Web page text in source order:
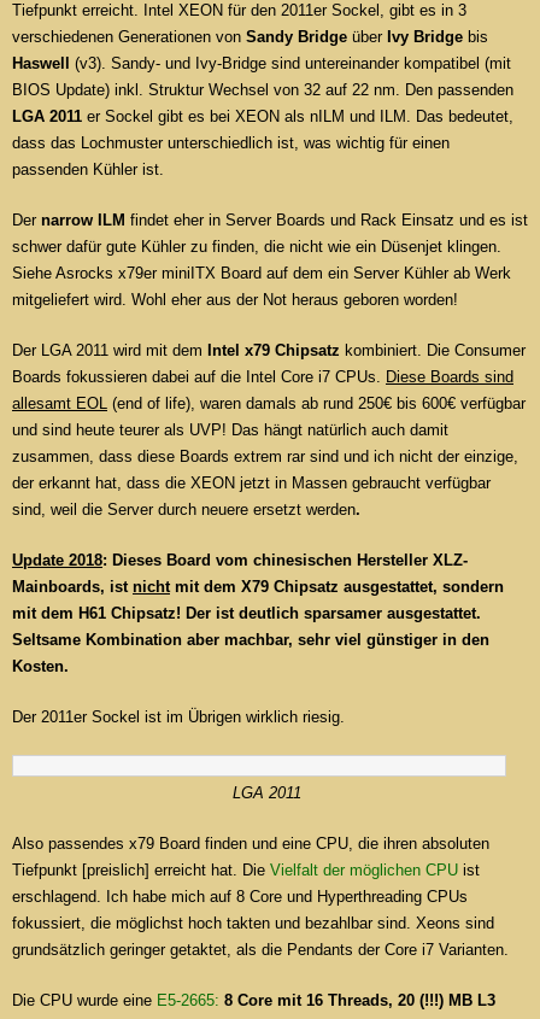
Tiefpunkt erreicht. Intel XEON für den 2011er Sockel, gibt es in 3
verschiedenen Generationen von Sandy Bridge über Ivy Bridge bis
Haswell
(v3). Sandy- und Ivy-Bridge sind untereinander kompatibel (mit
BIOS Update) inkl. Struktur Wechsel von 32 auf 22 nm. Den passenden
LGA 2011 er Sockel gibt es bei XEON als nILM und ILM. Das bedeutet,
dass das Lochmuster unterschiedlich ist, was wichtig für einen
passenden Kühler ist.
Der narrow ILM findet eher in Server Boards und Rack Einsatz und es ist
schwer dafür gute Kühler zu finden, die nicht wie ein Düsenjet klingen.
Siehe Asrocks x79er miniITX Board auf dem ein Server Kühler ab Werk
mitgeliefert wird. Wohl eher aus der Not heraus geboren worden!
Der LGA 2011 wird mit dem Intel x79 Chipsatz kombiniert. Die Consumer
Boards fokussieren dabei auf die Intel Core i7 CPUs. Diese Boards sind
allesamt EOL (end of life), waren damals ab rund 250€ bis 600€ verfügbar
und sind heute teurer als UVP! Das hängt natürlich auch damit
zusammen, dass diese Boards extrem rar sind und ich nicht der einzige,
der erkannt hat, dass die XEON jetzt in Massen gebraucht verfügbar
sind, weil die Server durch neuere ersetzt werden.
Update 2018: Dieses Board vom chinesischen Hersteller XLZ-
Mainboards, ist nichtmit dem X79 Chipsatz ausgestattet, sondern
mit dem H61 Chipsatz! Der ist deutlich sparsamer ausgestattet.
Seltsame Kombination aber machbar, sehr viel günstiger in den
Kosten.
Der 2011er Sockel ist im Übrigen wirklich riesig.
LGA 2011
Also passendes x79 Board finden und eine CPU, die ihren absoluten
Tiefpunkt [preislich] erreicht hat. Die Vielfalt der möglichen CPU ist
erschlagend. Ich habe mich auf 8 Core und Hyperthreading CPUs
fokussiert, die möglichst hoch takten und bezahlbar sind. Xeons sind
grundsätzlich geringer getaktet, als die Pendants der Core i7 Varianten.
Die CPU wurde eine E5-2665: 8 Core mit 16 Threads, 20 (!!!) MB L3